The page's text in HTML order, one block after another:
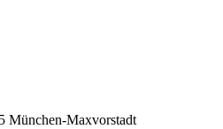
München-Maxvorstadt